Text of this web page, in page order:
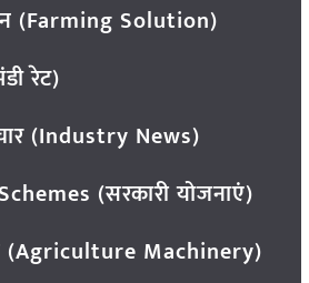
(Farming Solution)
रेट)
(Industry News)
(सरकारी योजनाएं)
(Agriculture Machinery)